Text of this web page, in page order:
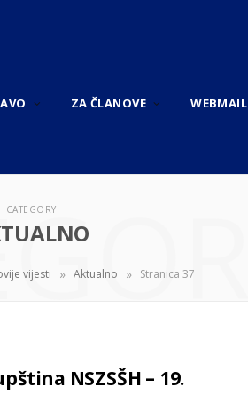
ZA ČLANOVE WEBMAIL
CATEGORY
vijesti » Aktualno » Stranica 37
NSZSŠH – 19.